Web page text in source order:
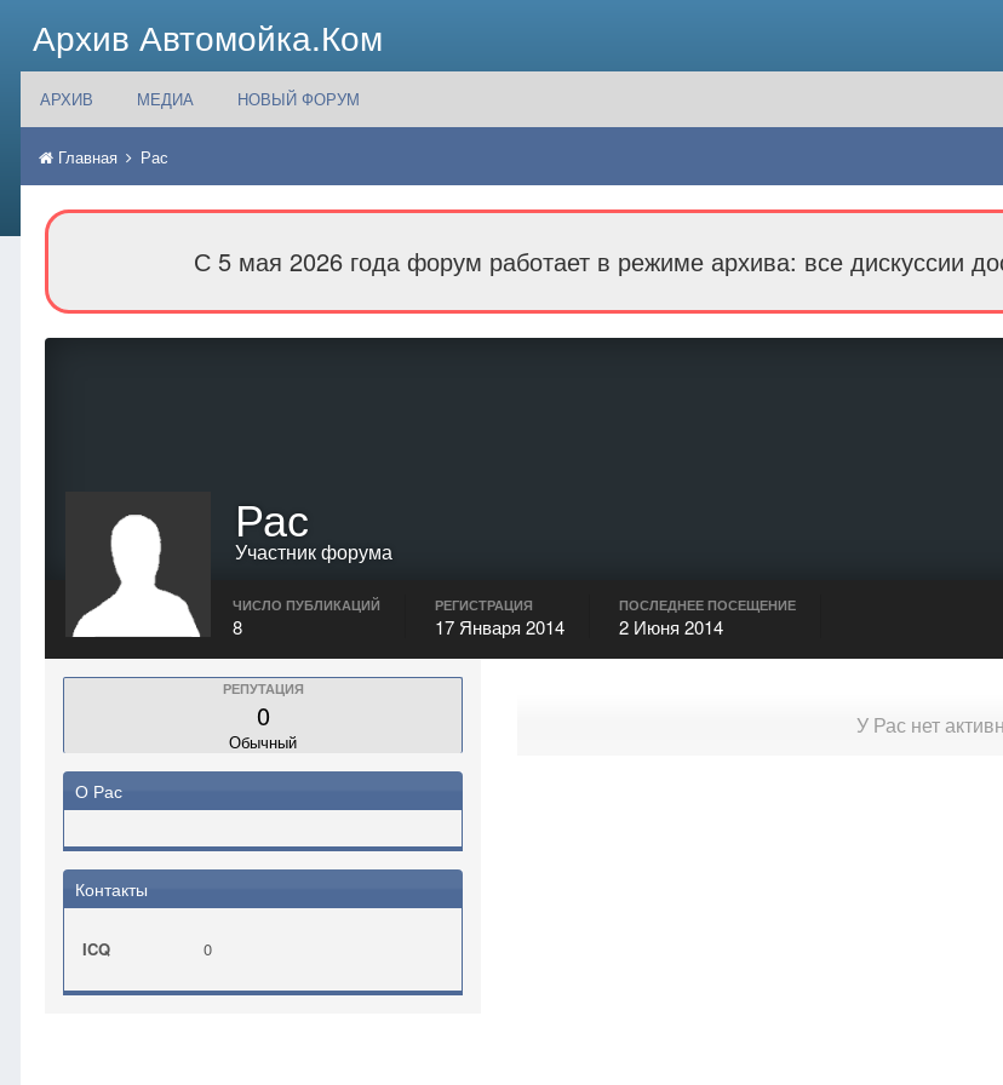
Архив Автомойка.Ком
АРХИВ МЕДИА НОВЫЙ ФОРУМ
Главная Рас
С 5 мая 2026 года форум работает в режиме архива: все дискуссии
Рас
Участник форума
ЧИСЛО ПУБЛИКАЦИЙ
8
РЕГИСТРАЦИЯ
17 Января 2014
ПОСЛЕДНЕЕ ПОСЕЩЕНИЕ
2 Июня 2014
РЕПУТАЦИЯ
0
Обычный
О Рас
Контакты
ICQ 0
У Рас нет